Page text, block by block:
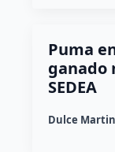
Puma
ganado
SEDEA
Dulce